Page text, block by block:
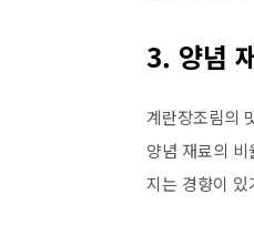
3. 양념
계란장조림의
양념 재료의
지는 경향이